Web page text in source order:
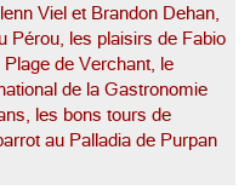
Viel et Brandon Dehan,
Pérou, les plaisirs de Fabio
de Verchant, le
de la Gastronomie
les bons tours de
au Palladia de Purpan